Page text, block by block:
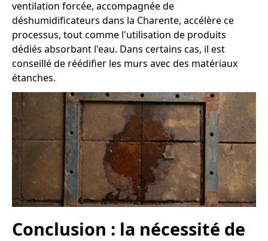
ventilation forcée, accompagnée de
déshumidificateurs dans la Charente, accélère ce
processus, tout comme l'utilisation de produits
dédiés absorbant l'eau. Dans certains cas, il est
conseillé de réédifier les murs avec des matériaux
étanches.
Conclusion : la nécessité de